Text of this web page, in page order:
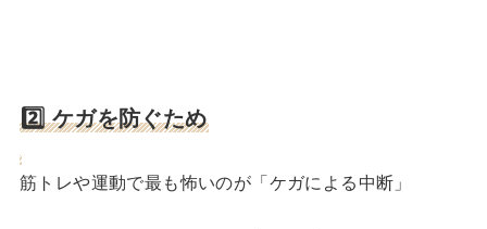
2️⃣ケガを防ぐため
筋トレや運動で最も怖いのが「ケガによる中断」